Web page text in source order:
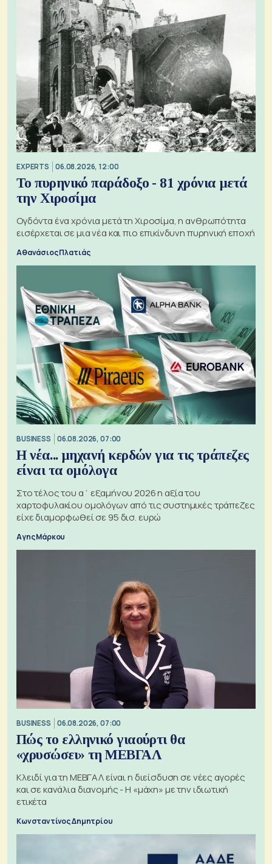
EXPERTS 06.08.2026, 12:00
Το πυρηνικό παράδοξο - 81 χρόνια μετά
την Χιροσίμα
Ογδόντα ένα χρόνια μετά τη Χιροσίμα, η ανθρωπότητα
εισέρχεται σε μια νέα και πιο επικίνδυνη πυρηνική εποχή
Αθανάσιος Πλατιάς
BUSINESS 06.08.2026, 07:00
Η νέα... μηχανή κερδών για τις τράπεζες
είναι τα ομόλογα
Στο τέλος του α΄ εξαμήνου 2026 η αξία του
χαρτοφυλακίου ομολόγων από τις συστημικές τράπεζες
είχε διαμορφωθεί σε 95 δισ. ευρώ
Αγης Μάρκου
BUSINESS 06.08.2026, 07:00
Πώς το ελληνικό γιαούρτι θα
«χρυσώσει» τη ΜΕΒΓΑΛ
Κλειδί για τη ΜΕΒΓΑΛ είναι η διείσδυση σε νέες αγορές
και σε κανάλια διανομής - Η «μάχη» με την ιδιωτική
ετικέτα
Κωνσταντίνος Δημητρίου